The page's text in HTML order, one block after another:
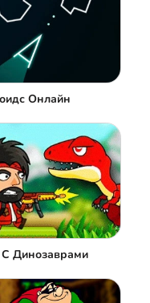
Онлайн
С Динозаврами